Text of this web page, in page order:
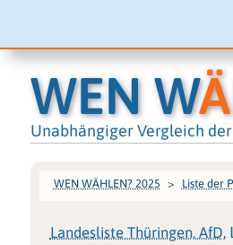
WEN WÄ
Unabhängiger Vergleich
WEN WÄHLEN? 2025 Liste der
Landesliste Thüringen, AfD,